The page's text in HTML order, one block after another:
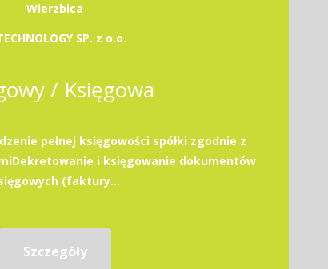
Wierzbica
SP. z o.o.
/ Księgowa
pełnej księgowości spółki zgodnie z
i księgowanie dokumentów
(faktury...
Szczegóły